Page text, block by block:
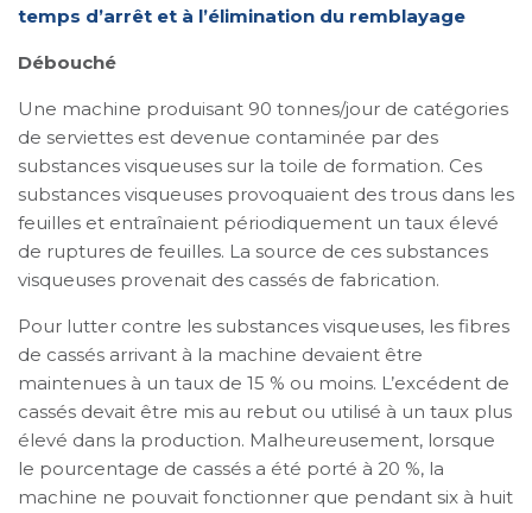
temps d’arrêt et à l’élimination du remblayage
Débouché
Une machine produisant 90 tonnes/jour de catégories
de serviettes est devenue contaminée par des
substances visqueuses sur la toile de formation. Ces
substances visqueuses provoquaient des trous dans les
feuilles et entraînaient périodiquement un taux élevé
de ruptures de feuilles. La source de ces substances
visqueuses provenait des cassés de fabrication.
Pour lutter contre les substances visqueuses, les fibres
de cassés arrivant à la machine devaient être
maintenues à un taux de 15 % ou moins. L’excédent de
cassés devait être mis au rebut ou utilisé à un taux plus
élevé dans la production. Malheureusement, lorsque
le pourcentage de cassés a été porté à 20 %, la
machine ne pouvait fonctionner que pendant six à huit